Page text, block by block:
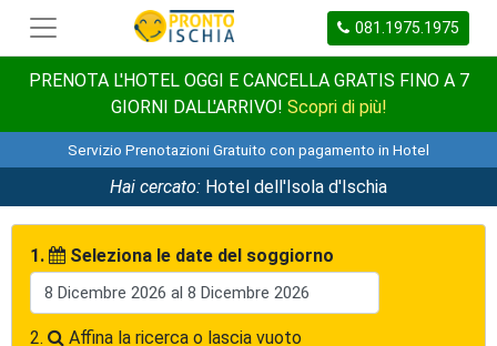
081.1975.1975
PRENOTA L'HOTEL OGGI E CANCELLA GRATIS FINO A 7
GIORNI DALL'ARRIVO! Scopri di più!
Servizio Prenotazioni Gratuito con pagamento in Hotel
Hai cercato: Hotel dell'Isola d'Ischia
1. Seleziona le date del soggiorno
2. Affina la ricerca o lascia vuoto